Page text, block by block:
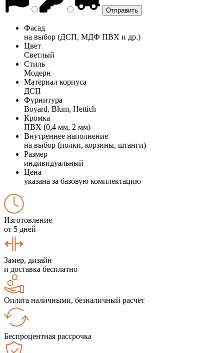
Фасад
на выбор (ДСП, МДФ ПВХ и др.)
Цвет
Светлый
Стиль
Модерн
Материал корпуса
ДСП
Фурнитура
Boyard, Blum, Hettich
Кромка
ПВХ (0,4 мм, 2 мм)
Внутреннее наполнение
на выбор (полки, корзины, штанги)
Размер
индивидуальный
Цена
указана за базовую комплектацию
Изготовление
от 5 дней
Замер, дизайн
и доставка бесплатно
Оплата наличными, безналичный расчёт
Беспроцентная рассрочка